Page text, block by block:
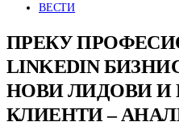
ВЕСТИ
ПРЕКУ
LINKEDIN
НОВИ ЛИДОВИ И
КЛИЕНТИ –